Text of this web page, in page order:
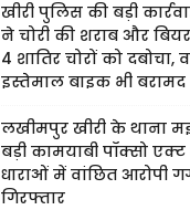
खीरी पुलिस की बड़ी
ने चोरी की शराब और
4 शातिर चोरों को दबोचा,
इस्तेमाल बाइक भी बरामद
लखीमपुर खीरी के थाना
बड़ी कामयाबी पॉक्सो
धाराओं में वांछित आरोपी
गिरफ्तार